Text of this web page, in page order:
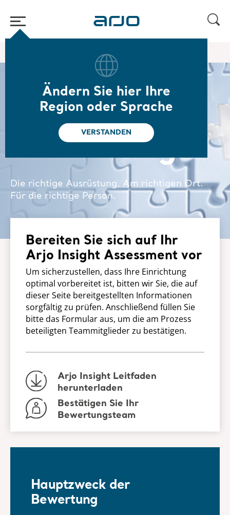
Ändern Sie hier Ihre
Region oder Sprache
VERSTANDEN
Insight-Bewertungsplanung LP 2
Arjo Insight
Bewertung
Die richtige Ausrüstung. Am richtigen Ort.
Für die richtige Person.
Bereiten Sie sich auf Ihr
Arjo Insight Assessment vor
Um sicherzustellen, dass Ihre Einrichtung
optimal vorbereitet ist, bitten wir Sie, die auf
dieser Seite bereitgestellten Informationen
sorgfältig zu prüfen. Anschließend füllen Sie
bitte das Formular aus, um die am Prozess
beteiligten Teammitglieder zu bestätigen.
Arjo Insight Leitfaden
herunterladen
Bestätigen Sie Ihr
Bewertungsteam
Hauptzweck der
Bewertung